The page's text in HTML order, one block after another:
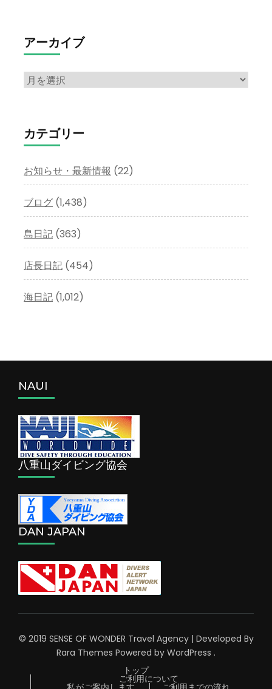
アーカイブ
ア
イ
ブ
カテゴリー
お知らせ・最新情報 (22)
ブログ (1,438)
島日記 (363)
店長日記 (454)
海日記 (1,012)
NAUI
八重山ダイビング協会
DAN JAPAN
© 2019 SENSE OF WONDER Travel Agency | Developed By
Rara Themes Powered by WordPress .
トップ
ご利用について